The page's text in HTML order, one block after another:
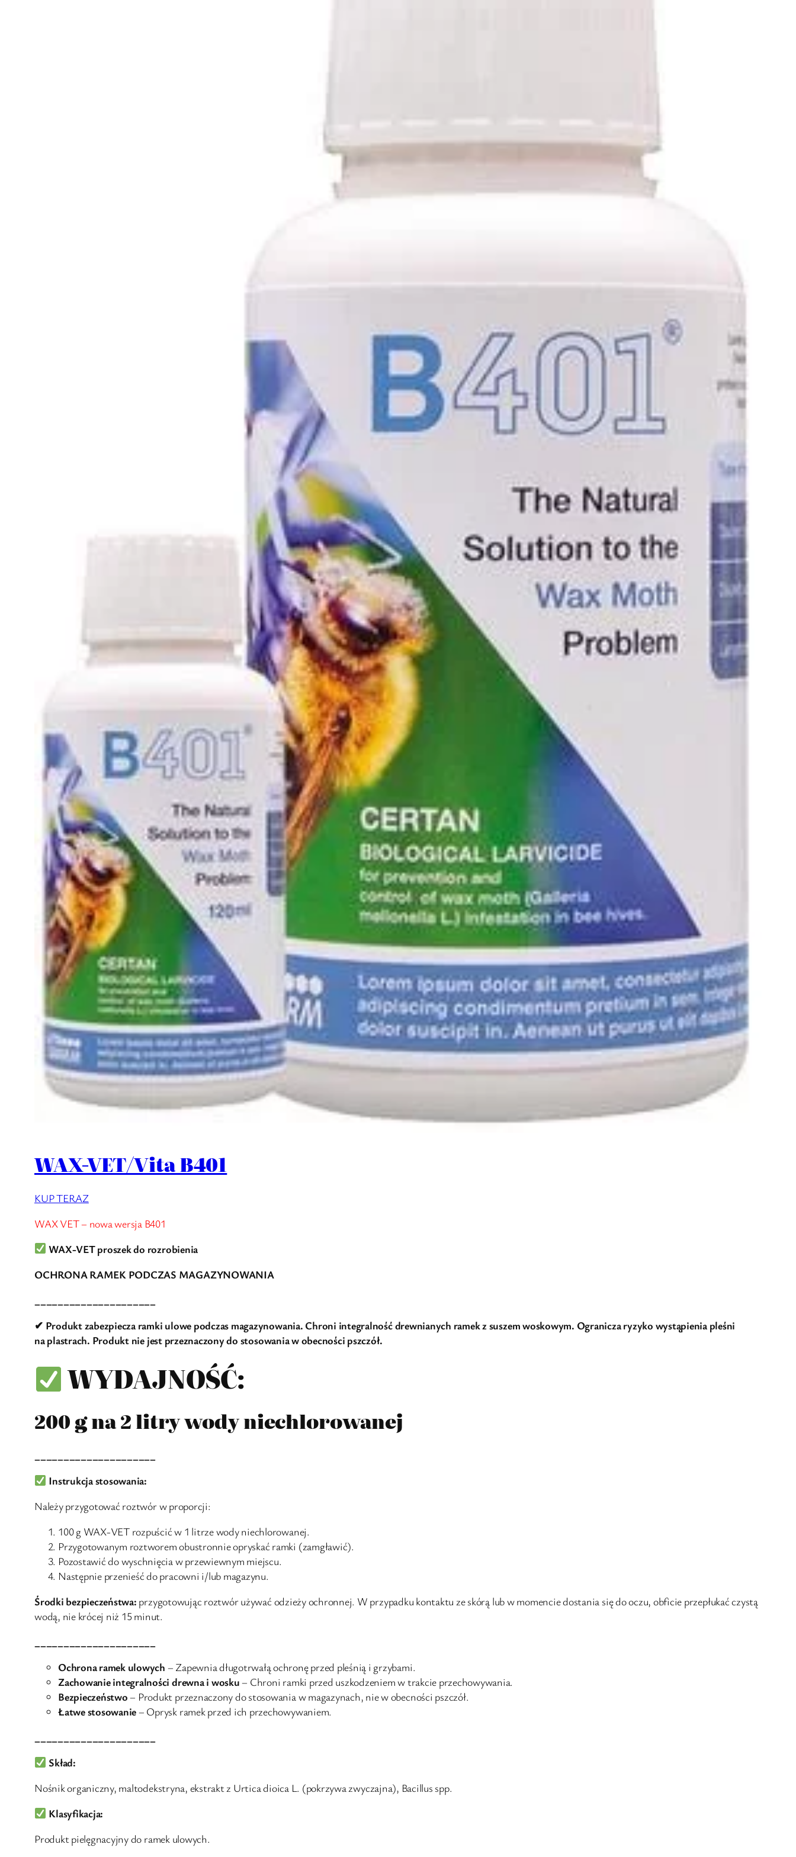
WAX-VET/Vita B401
KUP TERAZ
WAX VET – nowa wersja B401
WAX-VET proszek do rozrobienia
OCHRONA RAMEK PODCZAS MAGAZYNOWANIA
✔ Produkt zabezpiecza ramki ulowe podczas magazynowania. Chroni integralność drewnianych ramek z suszem woskowym. Ogranicza ryzyko wystąpienia pleśni
na plastrach. Produkt nie jest przeznaczony do stosowania w obecności pszczół.
WYDAJNOŚĆ:
200 g na 2 litry wody niechlorowanej
Instrukcja stosowania:
Należy przygotować roztwór w proporcji:
100 g WAX-VET rozpuścić w 1 litrze wody niechlorowanej.
Przygotowanym roztworem obustronnie opryskać ramki (zamgławić).
Pozostawić do wyschnięcia w przewiewnym miejscu.
Następnie przenieść do pracowni i/lub magazynu.
Środki bezpieczeństwa: przygotowując roztwór używać odzieży ochronnej. W przypadku kontaktu ze skórą lub w momencie dostania się do oczu, obficie przepłukać czystą
wodą, nie krócej niż 15 minut.
Ochrona ramek ulowych – Zapewnia długotrwałą ochronę przed pleśnią i grzybami.
Zachowanie integralności drewna i wosku– Chroni ramki przed uszkodzeniem w trakcie przechowywania.
Bezpieczeństwo– Produkt przeznaczony do stosowania w magazynach, nie w obecności pszczół.
Łatwe stosowanie– Oprysk ramek przed ich przechowywaniem.
Skład:
Nośnik organiczny, maltodekstryna, ekstrakt z Urtica dioica L. (pokrzywa zwyczajna), Bacillus spp.
Klasyfikacja:
Produkt pielęgnacyjny do ramek ulowych.